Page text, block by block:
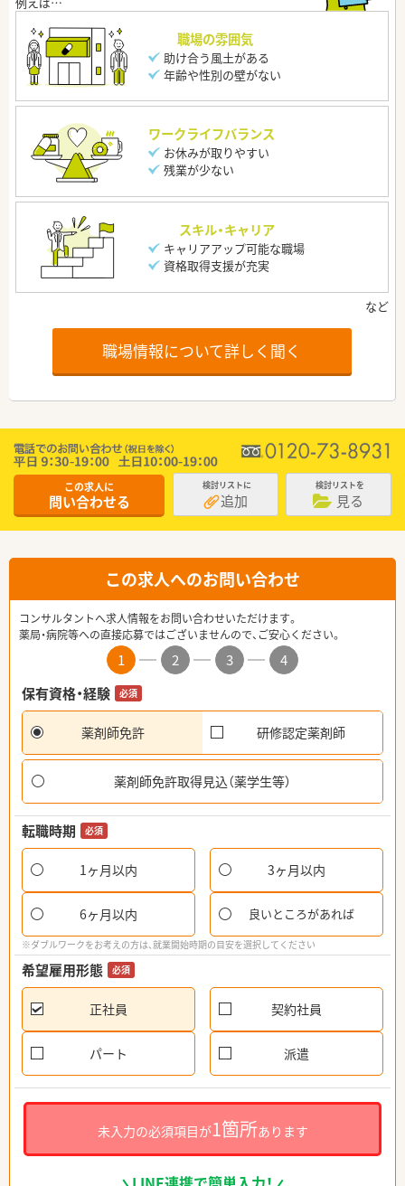
職場の雰囲気
助け合う風土がある
年齢や性別の壁がない
ワークライフバランス
お休みが取りやすい
残業が少ない
スキル・キャリア
キャリアアップ可能な職場
資格取得支援が充実
職場情報について詳しく聞く
この求人に
問い合わせる
検討リストに
追加
検討リストを
見る
この求人へのお問い合わせ
コンサルタントへ求人情報をお問い合わせいただけます。
薬局・病院等への直接応募ではございませんので、ご安心ください。
1 2 3
4
保有資格・経験
必須
薬剤師免許 研修認定薬剤師
薬剤師免許取得見込（薬学生等）
転職時期 必須
1ヶ月以内 3ヶ月以内
6ヶ月以内 良いところがあれば
※ダブルワークをお考えの方は、就業開始時期の目安を選択してください
希望雇用形態 必須
正社員 契約社員
パート 派遣
未入力の必須項目が1箇所あります